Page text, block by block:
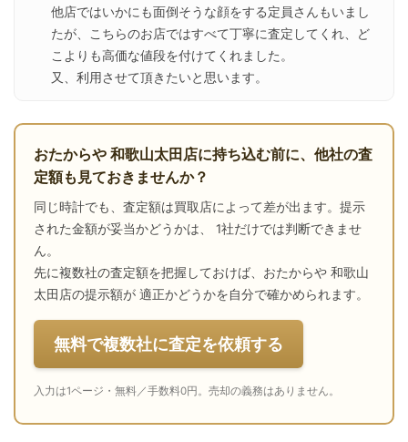
他店ではいかにも面倒そうな顔をする定員さんもいまし
たが、こちらのお店ではすべて丁寧に査定してくれ、ど
こよりも高価な値段を付けてくれました。
又、利用させて頂きたいと思います。
おたからや 和歌山太田店に持ち込む前に、他社の査
定額も見ておきませんか？
同じ時計でも、査定額は買取店によって差が出ます。提示
された金額が妥当かどうかは、 1社だけでは判断できませ
ん。
先に複数社の査定額を把握しておけば、おたからや 和歌山
太田店の提示額が 適正かどうかを自分で確かめられます。
無料で複数社に査定を依頼する
入力は1ページ・無料／手数料0円。売却の義務はありません。